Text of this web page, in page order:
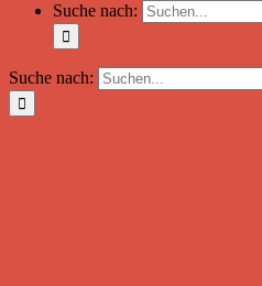
Suche nach:
Suche nach: